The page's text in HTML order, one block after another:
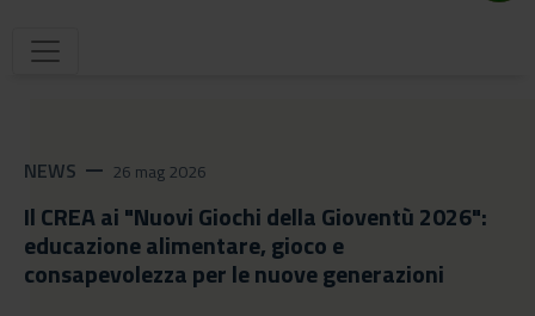
NEWS remove 26 mag 2026
Il CREA ai "Nuovi Giochi della Gioventù 2026":
educazione alimentare, gioco e
consapevolezza per le nuove generazioni